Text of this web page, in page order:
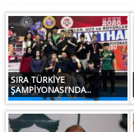
SIRA TÜRKİYE
ŞAMPİYONASI’NDA...